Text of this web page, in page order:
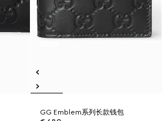
GG Emblem系列长款钱包